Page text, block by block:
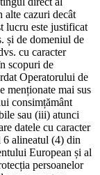
alte cazuri decât
lucru este justificat
și de domeniul de
cu caracter
scopuri de
Operatorului de
menționate mai sus
consimțământ
sau (iii) atunci
datele cu caracter
6 alineatul (4) din
European și al
persoanelor